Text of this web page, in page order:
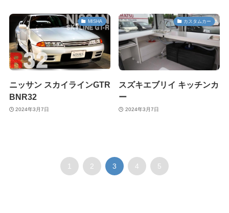
MISHA
ニッサン スカイラインGTR
BNR32
2024年3月7日
カスタムカー
スズキエブリイ キッチンカ
ー
2024年3月7日
1 2 3 4 5